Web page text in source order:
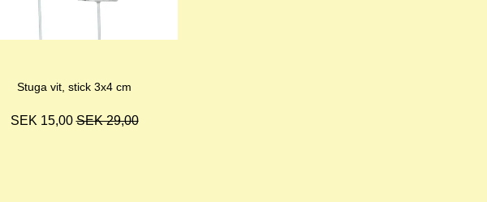
Stuga vit, stick 3x4 cm
SEK 15,00SEK 29,00